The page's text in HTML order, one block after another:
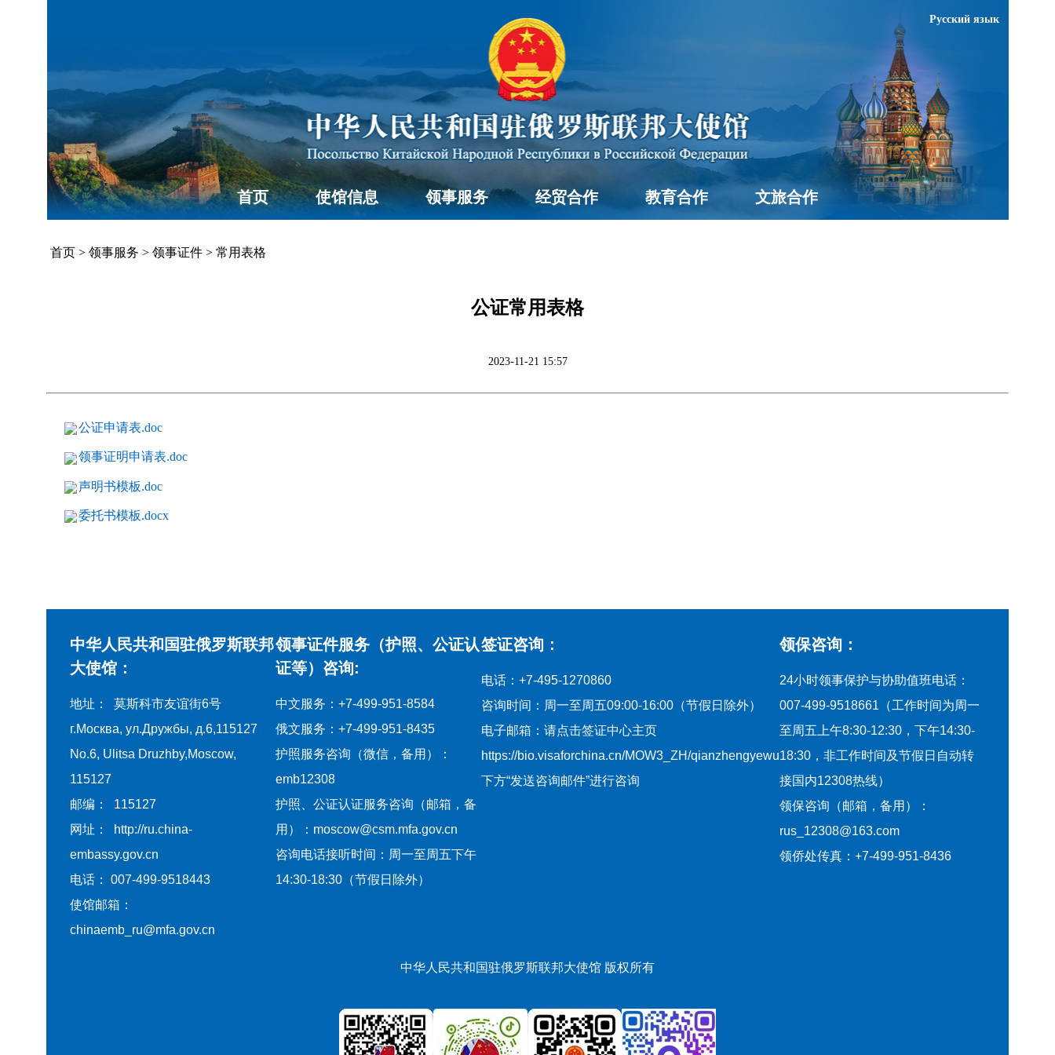
Русский язык
首页 使馆信息 领事服务 经贸合作 教育合作 文旅合作
首页 > 领事服务 > 领事证件 > 常用表格
公证常用表格
2023-11-21 15:57
公证申请表.doc
领事证明申请表.doc
声明书模板.doc
委托书模板.docx
中华人民共和国驻俄罗斯联邦
大使馆：
地址： 莫斯科市友谊街6号
г.Москва, ул.Дружбы, д.6,115127
No.6, Ulitsa Druzhby,Moscow,
115127
邮编： 115127
网址： http://ru.china-
embassy.gov.cn
电话： 007-499-9518443
使馆邮箱：
chinaemb_ru@mfa.gov.cn
领事证件服务（护照、公证认
证等）咨询:
中文服务：+7-499-951-8584
俄文服务：+7-499-951-8435
护照服务咨询（微信，备用）：
emb12308
护照、公证认证服务咨询（邮箱，备
用）：moscow@csm.mfa.gov.cn
咨询电话接听时间：周一至周五下午
14:30-18:30（节假日除外）
签证咨询：
电话：+7-495-1270860
咨询时间：周一至周五09:00-16:00（节假日除外）
电子邮箱：请点击签证中心主页
https://bio.visaforchina.cn/MOW3_ZH/qianzhengyewu
下方“发送咨询邮件”进行咨询
领保咨询：
24小时领事保护与协助值班电话：
007-499-9518661（工作时间为周一
至周五上午8:30-12:30，下午14:30-
18:30，非工作时间及节假日自动转
接国内12308热线）
领保咨询（邮箱，备用）：
rus_12308@163.com
领侨处传真：+7-499-951-8436
中华人民共和国驻俄罗斯联邦大使馆 版权所有